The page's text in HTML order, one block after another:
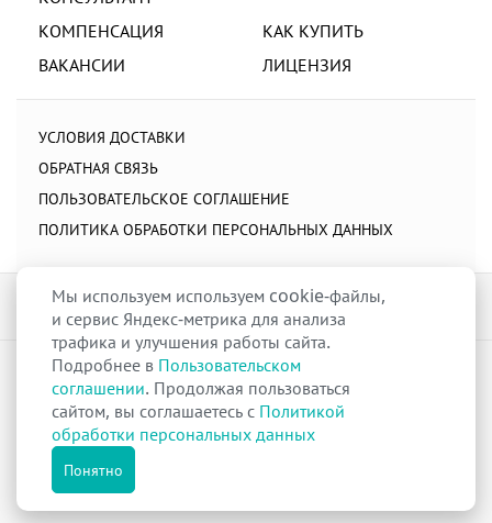
КОМПЕНСАЦИЯ
КАК КУПИТЬ
ВАКАНСИИ
ЛИЦЕНЗИЯ
УСЛОВИЯ ДОСТАВКИ
ОБРАТНАЯ СВЯЗЬ
ПОЛЬЗОВАТЕЛЬСКОЕ СОГЛАШЕНИЕ
ПОЛИТИКА ОБРАБОТКИ ПЕРСОНАЛЬНЫХ ДАННЫХ
raduga-ural.ru ©
Группа компаний Радуга
ЛицензияЛ042-00110-77/00263680 от 07 декабря 2017 г.
Разрешение№Р013-00110-66/03100314на дистанционную торговлю
лекарственными препаратами от 02 сентября 2025 г.
Все права защищены
Мы используем используем cookie-файлы,
и сервис Яндекс-метрика для анализа
трафика и улучшения работы сайта.
Подробнее в Пользовательском
соглашении. Продолжая пользоваться
сайтом, вы соглашаетесь с Политикой
обработки персональных данных
Понятно